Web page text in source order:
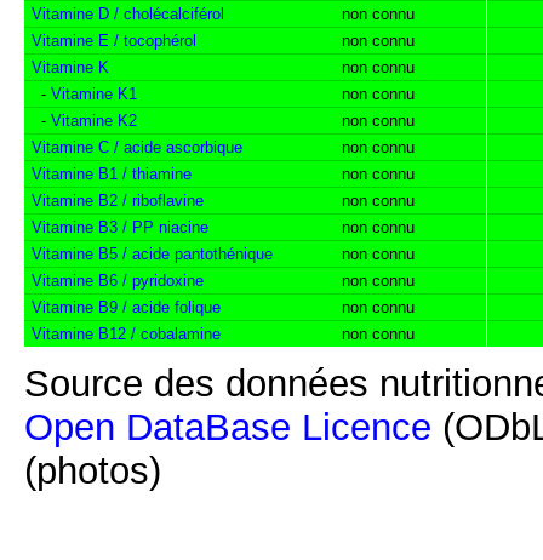
Vitamine D / cholécalciférol
non connu
Vitamine E / tocophérol
non connu
Vitamine K
non connu
- Vitamine K1
non connu
- Vitamine K2
non connu
Vitamine C / acide ascorbique
non connu
Vitamine B1 / thiamine
non connu
Vitamine B2 / riboflavine
non connu
Vitamine B3 / PP niacine
non connu
Vitamine B5 / acide pantothénique
non connu
Vitamine B6 / pyridoxine
non connu
Vitamine B9 / acide folique
non connu
Vitamine B12 / cobalamine
non connu
Source des données
Open DataBase Licence
(photos)